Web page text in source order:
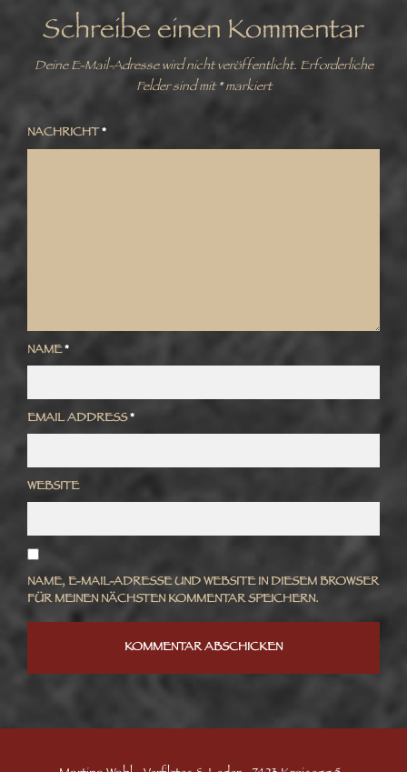
Schreibe einen Kommentar
Deine E-Mail-Adresse wird nicht veröffentlicht. Erforderliche
Felder sind mit*markiert
NACHRICHT*
NAME*
EMAIL ADDRESS*
WEBSITE
NAME, E-MAIL-ADRESSE UND WEBSITE IN DIESEM BROWSER
FÜR MEINEN NÄCHSTEN KOMMENTAR SPEICHERN.